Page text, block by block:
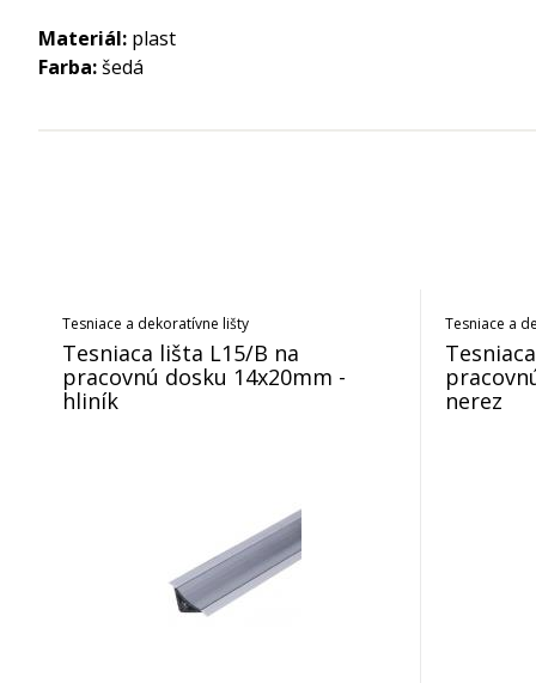
Materiál: plast
Farba:šedá
Tesniace a dekoratívne lišty
Tesniaca lišta L15/B na
pracovnú dosku 14x20mm -
hliník
Tesniace a
nerez